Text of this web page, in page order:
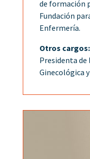
de formación
Fundación
Enfermería.
Otros cargos:
Presidenta de
Ginecológica